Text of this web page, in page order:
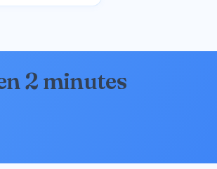
2 minutes